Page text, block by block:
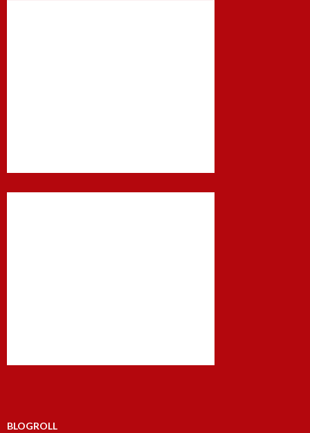
BLOGROLL